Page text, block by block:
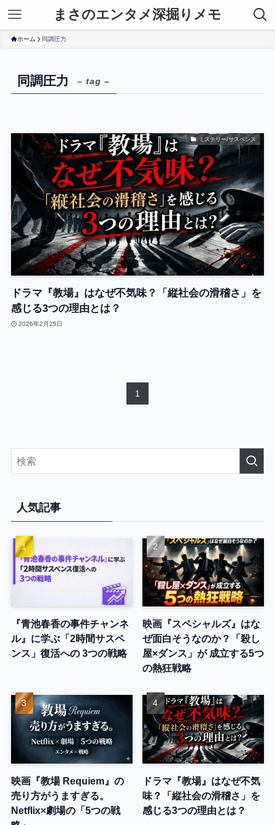
まさのエンタメ深掘りメモ
ホーム 同調圧力
同調圧力 – tag –
ミステリー/サスペンス
ドラマ『教場』はなぜ不気味？「縦社会の滑稽さ」を
感じる3つの理由とは？
2026年2月25日
1
人気記事
『青池春香の事件チャンネ
ル』に学ぶ「2時間サスペ
ンス」復活への 3つの戦略
映画『スペシャルズ』はな
ぜ面白そうなのか？「殺し
屋×ダンス」が 成立する5つ
の熱狂戦略
映画『教場 Requiem』の
売り方がうますぎる。
Netflix×劇場の「5つの戦
ドラマ『教場』はなぜ不気
味？「縦社会の滑稽さ」を
感じる3つの理由とは？